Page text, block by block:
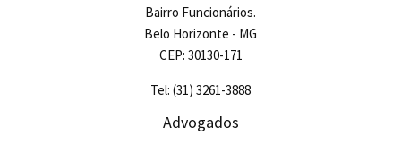
Bairro Funcionários.
Belo Horizonte - MG
CEP: 30130-171
Tel: (31) 3261-3888
Advogados